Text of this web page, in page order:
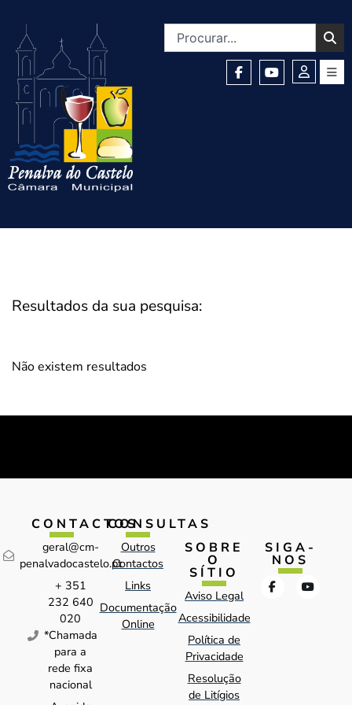
Resultados da sua pesquisa:
Não existem resultados
CONTACTOS
geral@cm-
penalvadocastelo.pt
+ 351
232 640
020
*Chamada
para a
rede fixa
nacional
CONSULTAS
Outros
Contactos
Links
Documentação
Online
SOBRE
O
SÍTIO
Aviso Legal
Acessibilidade
Política de
Privacidade
Resolução
de Litígios
SIGA-
NOS